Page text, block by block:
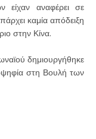
είχαν αναφέρει σε
καμία απόδειξη
στην Κίνα.
δημιουργήθηκε
στη Βουλή των